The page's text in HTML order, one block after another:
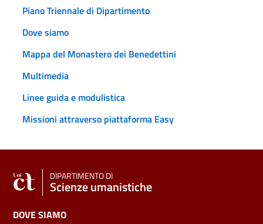
Piano Triennale di Dipartimento
Dove siamo
Mappa del Monastero dei Benedettini
Multimedia
Linee guida e modulistica
Missioni attraverso piattaforma Easy
DIPARTIMENTO DI
Scienze umanistiche
DOVE SIAMO